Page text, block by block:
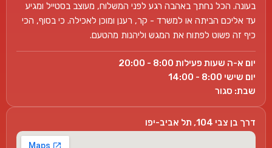
בעונה. הכל נחתך באהבה רגע לפני המשלוח, מעוצב בסטייל ומגיע
עד אליכם הביתה או למשרד - קר, רענן ומוכן לאכילה. כי בסוף, הכי
כיף זה פשוט לפתוח את המגש וליהנות מהטעם.
יום א-ה שעות פעילות 8:00 - 20:00
יום שישי 8:00 - 14:00
שבת: סגור
דרך בן צבי 104, תל אביב-יפו